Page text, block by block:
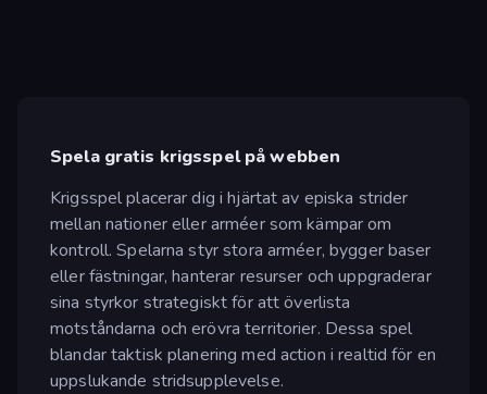
Spela gratis krigsspel på webben
Krigsspel placerar dig i hjärtat av episka strider
mellan nationer eller arméer som kämpar om
kontroll. Spelarna styr stora arméer, bygger baser
eller fästningar, hanterar resurser och uppgraderar
sina styrkor strategiskt för att överlista
motståndarna och erövra territorier. Dessa spel
blandar taktisk planering med action i realtid för en
uppslukande stridsupplevelse.